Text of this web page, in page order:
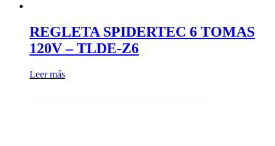
REGLETA SPIDERTEC 6 TOMAS
120V – TLDE-Z6
Leer más